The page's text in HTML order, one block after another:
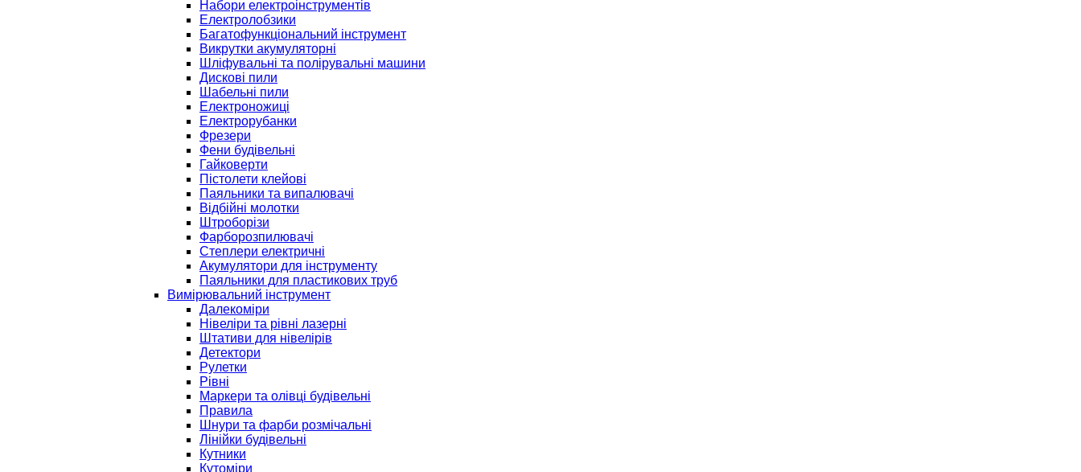
Набори електроінструментів
Електролобзики
Багатофункціональний інструмент
Викрутки акумуляторні
Шліфувальні та полірувальні машини
Дискові пили
Шабельні пили
Електроножиці
Електрорубанки
Фрезери
Фени будівельні
Гайковерти
Пістолети клейові
Паяльники та випалювачі
Відбійні молотки
Штроборізи
Фарборозпилювачі
Степлери електричні
Акумулятори для інструменту
Паяльники для пластикових труб
Вимірювальний інструмент
Далекоміри
Нівеліри та рівні лазерні
Штативи для нівелірів
Детектори
Рулетки
Рівні
Маркери та олівці будівельні
Правила
Шнури та фарби розмічальні
Лінійки будівельні
Кутники
Кутоміри